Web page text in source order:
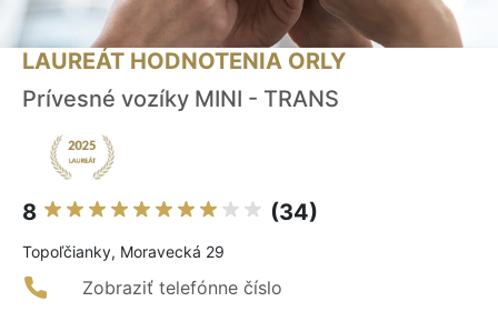
LAUREÁT HODNOTENIA ORLY
Prívesné vozíky MINI - TRANS
8 (34)
Topoľčianky, Moravecká 29
Zobraziť telefónne číslo